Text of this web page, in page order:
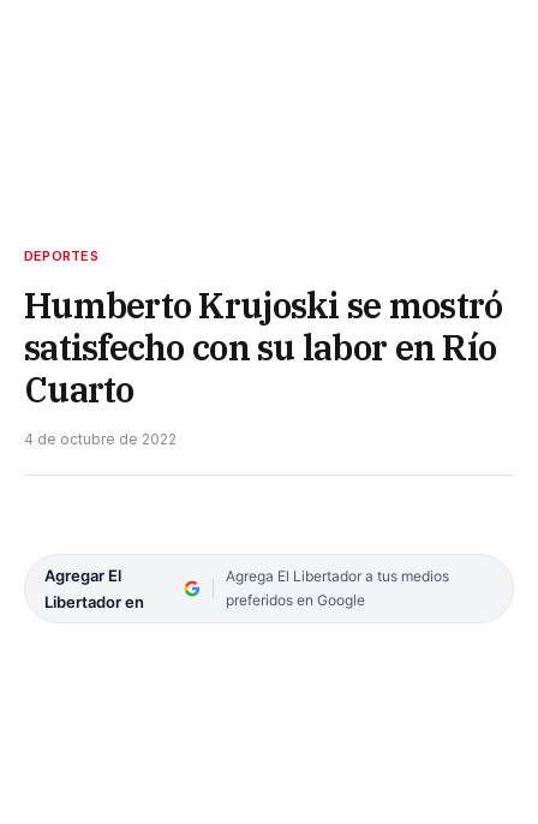
DEPORTES
Humberto Krujoski se mostró
satisfecho con su labor en Río
Cuarto
4 de octubre de 2022
Agregar El
Libertador en
Agrega El Libertador a tus medios
preferidos en Google